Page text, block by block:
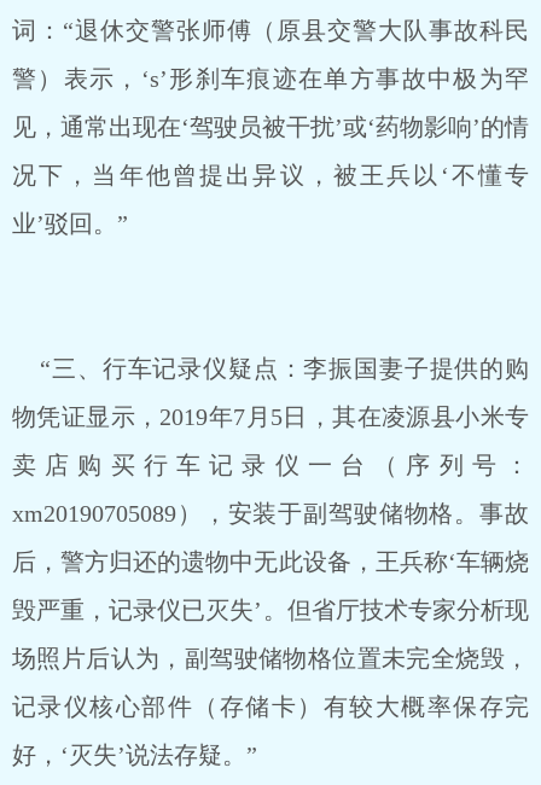
词：“退休交警张师傅（原县交警大队事故科民
警）表示，‘s’形刹车痕迹在单方事故中极为罕
见，通常出现在‘驾驶员被干扰’或‘药物影响’的情
况下，当年他曾提出异议，被王兵以‘不懂专
业’驳回。”
“三、行车记录仪疑点：李振国妻子提供的购
物凭证显示，2019年7月5日，其在凌源县小米专
卖店购买行车记录仪一台（序列号：
xm20190705089），安装于副驾驶储物格。事故
后，警方归还的遗物中无此设备，王兵称‘车辆烧
毁严重，记录仪已灭失’。但省厅技术专家分析现
场照片后认为，副驾驶储物格位置未完全烧毁，
记录仪核心部件（存储卡）有较大概率保存完
好，‘灭失’说法存疑。”